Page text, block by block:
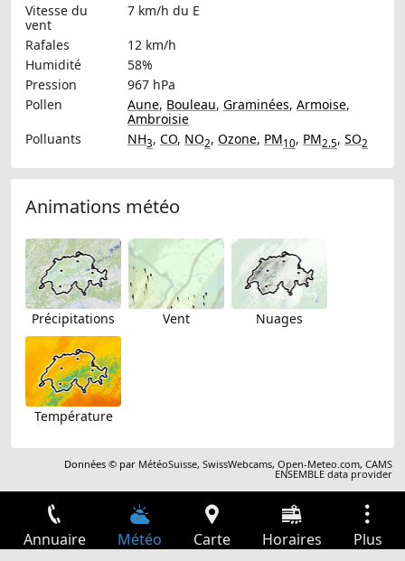
Vitesse du
vent
7 km/h du E
Rafales
12 km/h
Humidité
58%
Pression
967 hPa
Pollen
Aune, Bouleau, Graminées, Armoise,
Ambroisie
Polluants
NH3, CO, NO2, Ozone, PM10, PM2.5, SO2
Animations météo
Précipitations Vent Nuages
Température
Données © par MétéoSuisse,SwissWebcams,Open-Meteo.com,CAMS
ENSEMBLE data provider
Annuaire Météo Carte Horaires Plus